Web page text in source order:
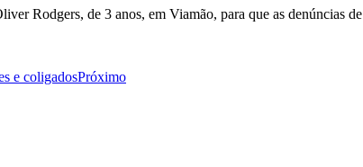
Rodgers, de 3 anos, em Viamão, para que as denúncias de
e coligadosPróximo